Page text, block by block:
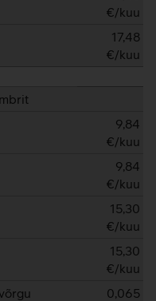
€/kuu
17,48
€/kuu
9,84
€/kuu
9,84
€/kuu
15,30
€/kuu
15,30
€/kuu
0,065